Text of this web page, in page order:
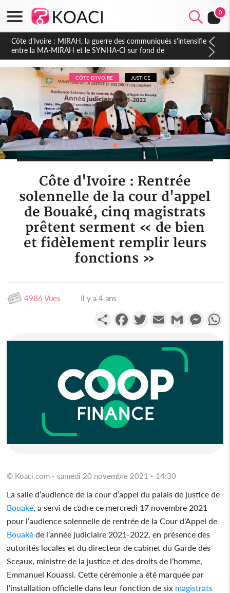
0
Côte d'Ivoire : Indépendance 2026, Thiam plaide pour un
environnement démocratique plus apaisé
CÔTE D'IVOIRE JUSTICE
Côte d'Ivoire : Rentrée
solennelle de la cour d'appel
de Bouaké, cinq magistrats
prêtent serment « de bien
et fidèlement remplir leurs
fonctions »
4986 Vues Il y a 4 ans
PartagerFacebookTwitterEmail Gmail
© Koaci.com - samedi 20 novembre 2021 - 14:30
La salle d’audience de la cour d’appel du palais de justice de
Bouaké , a servi de cadre ce mercredi 17 novembre 2021
pour l’audience solennelle de rentrée de la Cour d’Appel de
Bouaké de l’année judiciaire 2021-2022, en présence des
autorités locales et du directeur de cabinet du Garde des
Sceaux, ministre de la justice et des droits de l’homme,
Emmanuel Kouassi. Cette cérémonie a été marquée par
l’installation officielle dans leur fonction de six magistrats